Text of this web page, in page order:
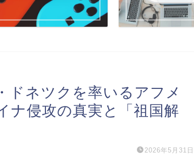
ドネツクを率いるアフメ
ナ侵攻の真実と「祖国解
2026年5月31日